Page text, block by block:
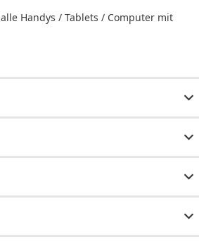
Handys / Tablets / Computer mit